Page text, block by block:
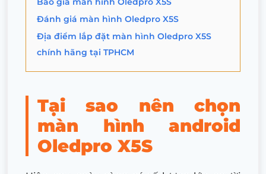
Đánh giá màn hình Oledpro X5S
Địa điểm lắp đặt màn hình Oledpro X5S
chính hãng tại TPHCM
Tại sao nên chọn
màn hình android
Oledpro X5S